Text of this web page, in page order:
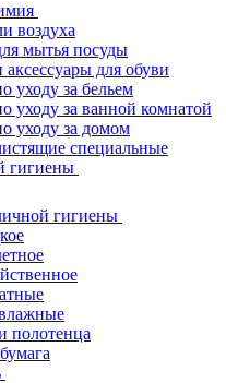
воздуха
мытья посуды
аксессуары для обуви
уходу за бельем
уходу за ванной комнатой
уходу за домом
специальные
гигиены
гигиены
полотенца